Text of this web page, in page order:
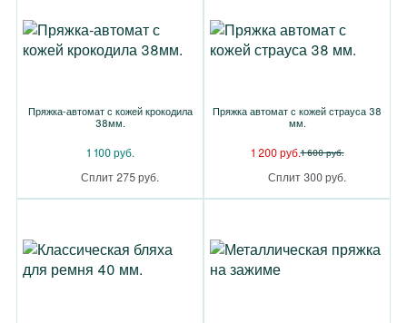
Пряжка-автомат с кожей крокодила
38мм.
1 100 руб.
Сплит 275 руб.
Пряжка автомат с кожей страуса 38
мм.
1 200 руб.1 600 руб.
Сплит 300 руб.